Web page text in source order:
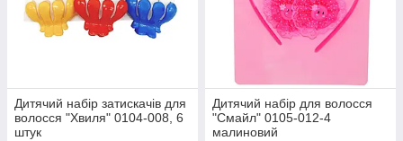
Дитячий набір затискачів для
волосся "Хвиля" 0104-008, 6
штук
Дитячий набір для волосся
"Смайл" 0105-012-4
малиновий